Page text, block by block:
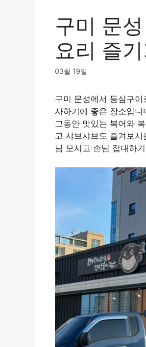
구미 문
요리 즐
03월 19일
구미 문성에서 등심구
사하기에 좋은 장소입
그동안 맛있는 복어와
고 샤브샤브도 즐겨보
님 모시고 손님 접대하